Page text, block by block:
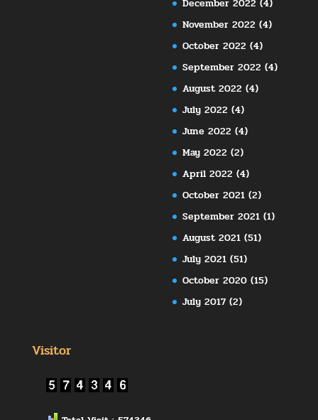
December 2022 (4)
November 2022 (4)
October 2022 (4)
September 2022 (4)
August 2022 (4)
July 2022 (4)
June 2022 (4)
May 2022 (2)
April 2022 (4)
October 2021 (2)
September 2021 (1)
August 2021 (51)
July 2021 (51)
October 2020 (15)
July 2017 (2)
Visitor